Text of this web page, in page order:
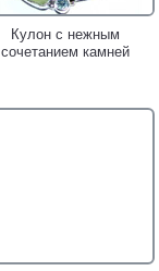
Кулон с нежным
сочетанием камней